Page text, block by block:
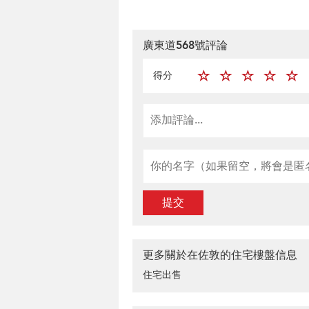
廣東道568號評論
得分
提交
更多關於在佐敦的住宅樓盤信息
住宅出售